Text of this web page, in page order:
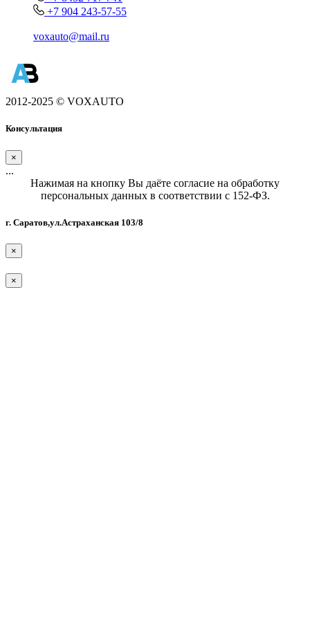
+7 904 243-57-55
voxauto@mail.ru
2012-2025 © VOXAUTO
Консультация
×
...
Нажимая на кнопку Вы даёте согласие на обработку
персональных данных в соответствии с 152-ФЗ.
г. Саратов,ул.Астраханская 103/8
×
×